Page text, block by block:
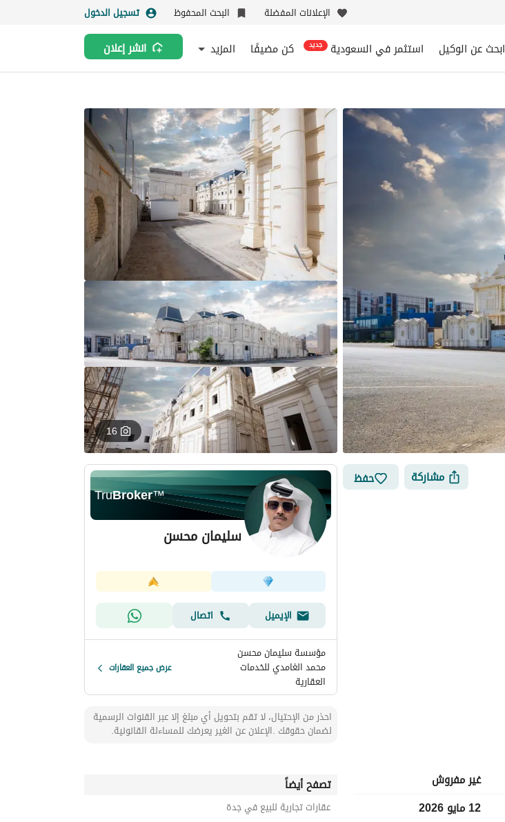
الإعلانات المفضلة البحث المحفوظ تسجيل الدخول
ابحث عن الوكيل استثمر في السعودية جديد كن مضيفًا المزيد انشر إعلان
16
مشاركة حفظ
غير مفروش
12 مايو 2026
TruBroker™
سليمان محسن
الإيميل
اتصال
مؤسسة سليمان محسن
محمد الغامدي للخدمات
العقارية
عرض جميع العقارات
احذر من الإحتيال، لا تقم بتحويل أي مبلغ إلا عبر القنوات الرسمية
لضمان حقوقك .الإعلان عن الغير يعرضك للمساءلة القانونية.
تصفح أيضاً
عقارات تجارية للبيع في جدة